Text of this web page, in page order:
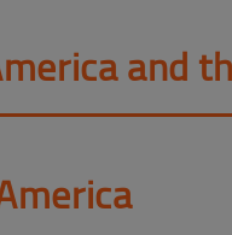
and